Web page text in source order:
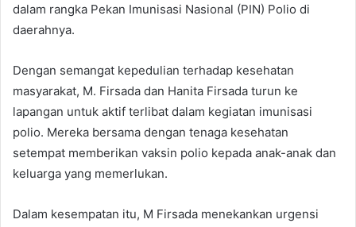
dalam rangka Pekan Imunisasi Nasional (PIN) Polio di
daerahnya.
Dengan semangat kepedulian terhadap kesehatan
masyarakat, M. Firsada dan Hanita Firsada turun ke
lapangan untuk aktif terlibat dalam kegiatan imunisasi
polio. Mereka bersama dengan tenaga kesehatan
setempat memberikan vaksin polio kepada anak-anak dan
keluarga yang memerlukan.
Dalam kesempatan itu, M Firsada menekankan urgensi